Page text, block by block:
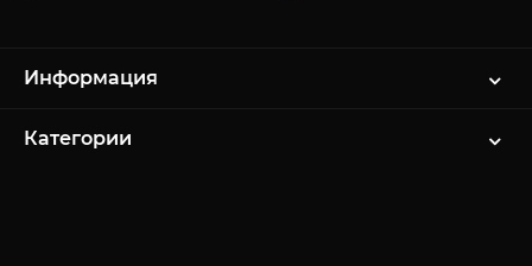
Информация
Категории